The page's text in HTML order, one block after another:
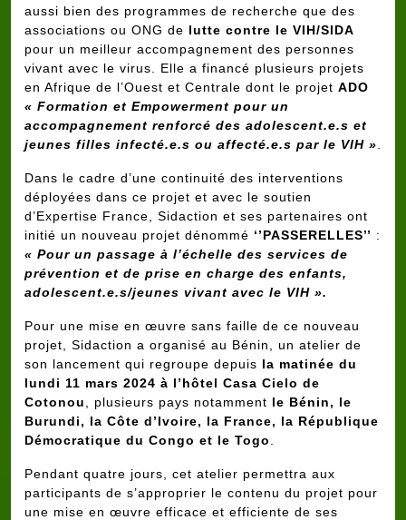
aussi bien des programmes de recherche que des
associations ou ONG de lutte contre le VIH/SIDA
pour un meilleur accompagnement des personnes
vivant avec le virus. Elle a financé plusieurs projets
en Afrique de l’Ouest et Centrale dont le projet ADO
« Formation et Empowerment pour un
accompagnement renforcé des adolescent.e.s et
jeunes filles infecté.e.s ou affecté.e.s par le VIH »
Dans le cadre d’une continuité des interventions
déployées dans ce projet et avec le soutien
d’Expertise France, Sidaction et ses partenaires ont
initié un nouveau projet dénommé ‘’PASSERELLES’’ :
« Pour un passage à l’échelle des services de
prévention et de prise en charge des enfants,
adolescent.e.s/jeunes vivant avec le VIH ».
Pour une mise en œuvre sans faille de ce nouveau
projet, Sidaction a organisé au Bénin, un atelier de
son lancement qui regroupe depuis la matinée du
lundi 11 mars 2024 à l’hôtel Casa Cielo de
Cotonou
, plusieurs pays notamment le Bénin, le
Burundi, la Côte d’Ivoire, la France, la République
Démocratique du Congo et le Togo
Pendant quatre jours, cet atelier permettra aux
participants de s’approprier le contenu du projet pour
une mise en œuvre efficace et efficiente de ses